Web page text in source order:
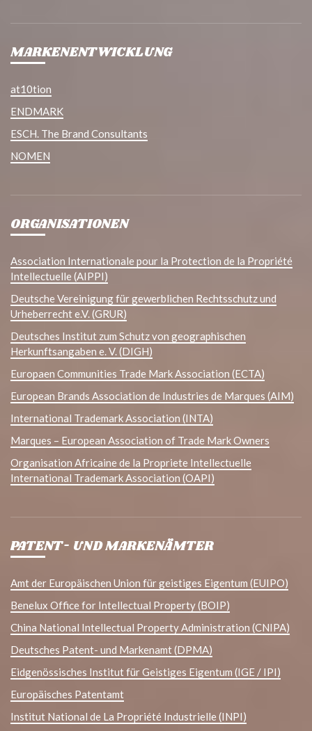
MARKENENTWICKLUNG
at10tion
ENDMARK
ESCH. The Brand Consultants
NOMEN
ORGANISATIONEN
Association Internationale pour la Protection de la Propriété
Intellectuelle (AIPPI)
Deutsche Vereinigung für gewerblichen Rechtsschutz und
Urheberrecht e.V. (GRUR)
Deutsches Institut zum Schutz von geographischen
Herkunftsangaben e. V. (DIGH)
Europaen Communities Trade Mark Association (ECTA)
European Brands Association de Industries de Marques (AIM)
International Trademark Association (INTA)
Marques – European Association of Trade Mark Owners
Organisation Africaine de la Propriete Intellectuelle
International Trademark Association (OAPI)
PATENT- UND MARKENÄMTER
Amt der Europäischen Union für geistiges Eigentum (EUIPO)
Benelux Office for Intellectual Property (BOIP)
China National Intellectual Property Administration (CNIPA)
Deutsches Patent- und Markenamt (DPMA)
Eidgenössisches Institut für Geistiges Eigentum (IGE / IPI)
Europäisches Patentamt
Institut National de La Propriété Industrielle (INPI)